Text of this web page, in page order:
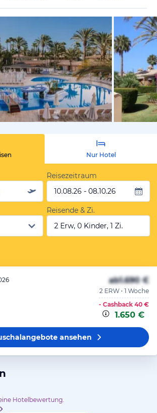
vom
Nur Hotel
Reisezeitraum
10.08.26 - 08.10.26
Reisende & Zi.
2 Erw, 0 Kinder, 1 Zi.
ab1.690 €
2 ERW • 1 Woche
- Cashback 40 €
1.650 €
ansehen
Hotelbewertung.